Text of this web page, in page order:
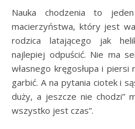
Nauka chodzenia to
macierzyństwa, który jest
rodzica latającego jak
najlepiej odpuścić. Nie ma
własnego kręgosłupa i
garbić. A na pytania ciotek i
duży, a jeszcze nie chodzi”
wszystko jest czas”.